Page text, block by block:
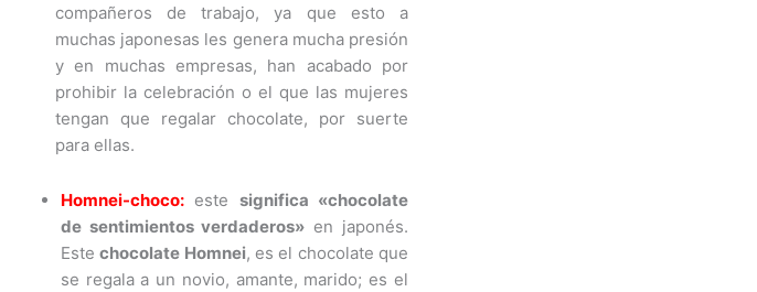
compañeros de trabajo, ya que esto a
muchas japonesas les genera mucha presión
y en muchas empresas, han acabado por
prohibir la celebración o el que las mujeres
tengan que regalar chocolate, por suerte
para ellas.
Homnei-choco: este significa «chocolate
de sentimientos verdaderos» en japonés.
Estechocolate Homnei, es el chocolate que
se regala a un novio, amante, marido; es el